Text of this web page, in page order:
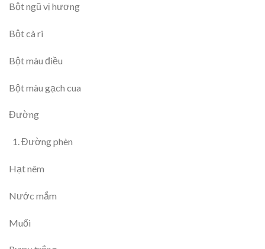
Bột ngũ vị hương
Bột cà ri
Bột màu điều
Bột màu gạch cua
Đường
Đường phèn
Hạt nêm
Nước mắm
Muối